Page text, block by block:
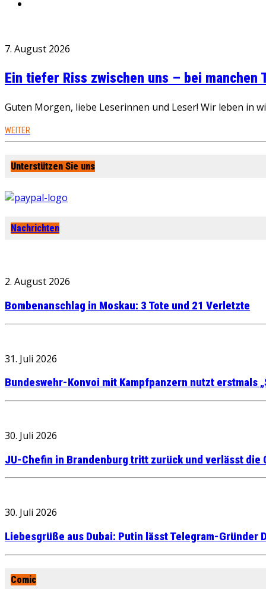
7. August 2026
Ein tiefer Riss zwischen uns – bei
Guten Morgen, liebe Leserinnen und Leser! Wir leben in
WEITER
Unterstützen Sie uns
Nachrichten
2. August 2026
Bombenanschlag in Moskau: 3 Tote und 21 Verletzte
31. Juli 2026
Bundeswehr-Konvoi mit Kampfpanzern nutzt erstmals
30. Juli 2026
JU-Chefin in Brandenburg tritt zurück und verlässt die
30. Juli 2026
Liebesgrüße aus Dubai: Putin lässt Telegram-Gründer
Comic